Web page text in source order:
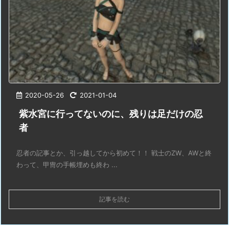
2020-05-26 2021-01-04
紫水宮に行ってないのに、残りは足だけの忍
者
忍者の記事とか、引っ越してから初めて！！ 戦士のZW、AWと終
わって、甲冑の手帳埋めも終わ ...
記事を読む